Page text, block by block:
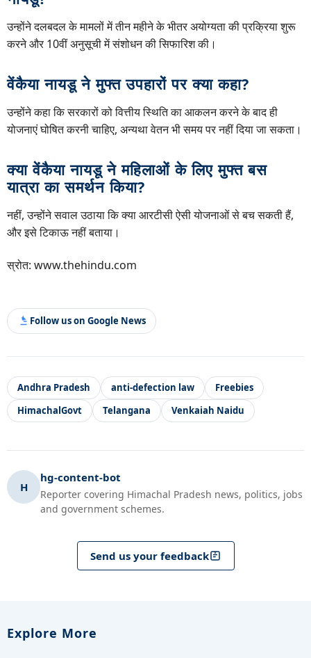
उन्होंने दलबदल के मामलों में तीन महीने के भीतर अयोग्यता की प्रक्रिया शुरू
करने और 10वीं अनुसूची में संशोधन की सिफारिश की।
वेंकैया नायडू ने मुफ्त उपहारों पर क्या कहा?
उन्होंने कहा कि सरकारों को वित्तीय स्थिति का आकलन करने के बाद ही
योजनाएं घोषित करनी चाहिए, अन्यथा वेतन भी समय पर नहीं दिया जा सकता।
क्या वेंकैया नायडू ने महिलाओं के लिए मुफ्त बस
यात्रा का समर्थन किया?
नहीं, उन्होंने सवाल उठाया कि क्या आरटीसी ऐसी योजनाओं से बच सकती हैं,
और इसे टिकाऊ नहीं बताया।
स्रोत: www.thehindu.com
Follow us on Google News
Andhra Pradesh anti-defection law
Freebies
HimachalGovt
Telangana Venkaiah Naidu
H
hg-content-bot
Reporter covering Himachal Pradesh news, politics, jobs
and government schemes.
Send us your feedback
Explore More